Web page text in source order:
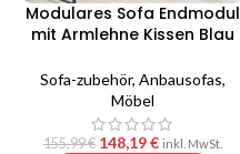
Modulares Sofa Endmodul
mit Armlehne Kissen Blau
Sofa-zubehör, Anbausofas,
Möbel
155,99€ 148,19€ inkl. MwSt.